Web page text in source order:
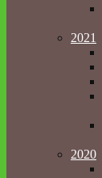
2021
2020